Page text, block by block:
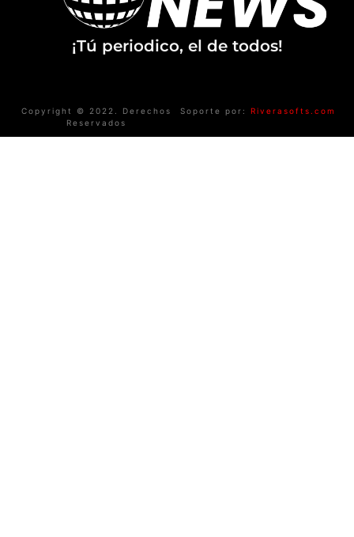
¡Tú periodico, el de todos!
Copyright © 2022. Derechos
Reservados
Soporte por: Riverasofts.com